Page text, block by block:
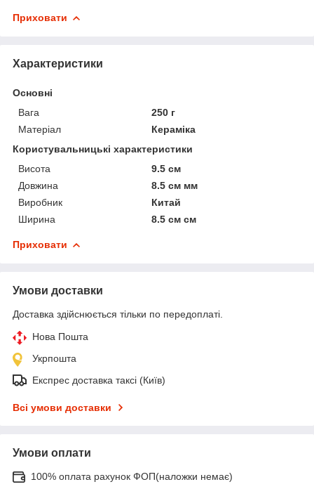
Приховати
Характеристики
Основні
Вага
250 г
Матеріал
Кераміка
Користувальницькі характеристики
Висота
9.5 см
Довжина
8.5 см мм
Виробник
Китай
Ширина
8.5 см см
Приховати
Умови доставки
Доставка здійснюється тільки по передоплаті.
Нова Пошта
Укрпошта
Експрес доставка таксі (Київ)
Всі умови доставки
Умови оплати
100% оплата рахунок ФОП(наложки немає)